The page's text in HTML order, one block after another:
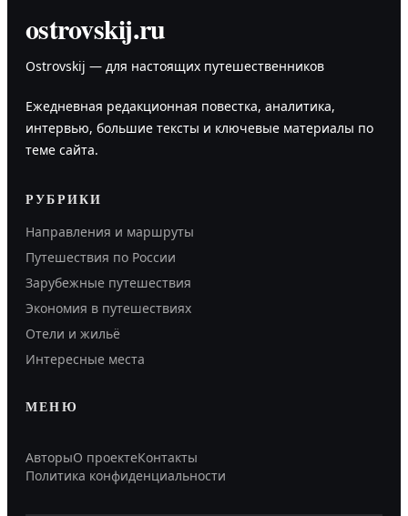
ostrovskij.ru
Ostrovskij — для настоящих путешественников
Ежедневная редакционная повестка, аналитика,
интервью, большие тексты и ключевые материалы по
теме сайта.
РУБРИКИ
Направления и маршруты
Путешествия по России
Зарубежные путешествия
Экономия в путешествиях
Отели и жильё
Интересные места
МЕНЮ
АвторыО проектеКонтакты
Политика конфиденциальности